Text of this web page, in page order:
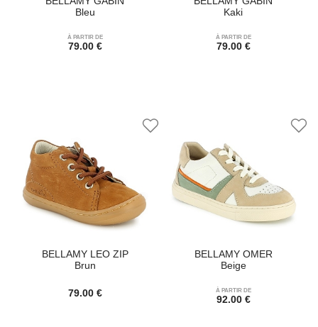
Bleu
À PARTIR DE
79.00 €
Kaki
À PARTIR DE
79.00 €
BELLAMY LEO ZIP
Brun
79.00 €
BELLAMY OMER
Beige
À PARTIR DE
92.00 €